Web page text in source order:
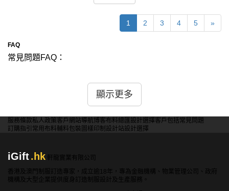
1 2 3 4 5 »
FAQ
常見問題FAQ：
答：我們提供多種童裝款式供您選擇，包括T恤、連衣裙、
褲子、外套、連體衣等。您可以根據季節和用途選擇最適合
計服務。
答：我們提供詳細的尺寸指南，幫助您選擇合適的尺寸。您
需要提供孩子的身高、胸圍、腰圍、臀圍等基本尺寸。我們
也可以根據您的需求進行量身定制，確保每件童裝都能完美
顯示更多
服務條款私人政策客戶 網站導航博客布料總匯設計選擇客戶包括常見問題
訂購指引 常用布料輔料包裝 圖樣印制 設計站設計選擇
iGift.hk
軒龍實業有限公司
香港及澳門制服訂造專家，成立逾18年，專為金融機構、物業管理公司、政府
機構及大型企業提供度身訂造制服設計及生產服務。